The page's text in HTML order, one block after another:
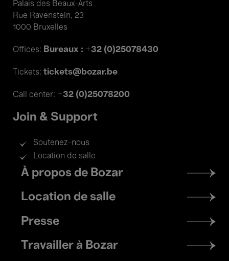
Palais des Beaux-Arts
Rue Ravenstein, 23
1000 Bruxelles
Offices: Bureaux : +32 (0)25078430
Tickets: tickets@bozar.be
Call center: +32 (0)25078200
Join & Support
Soutenez-nous
Location de salle
Footer
menu
À propos de Bozar
Location de salle
Presse
Travailler à Bozar